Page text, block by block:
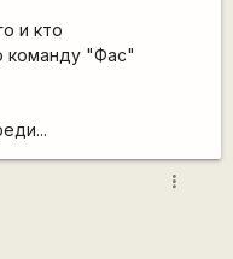
и кто
команду "Фас"
more_vert